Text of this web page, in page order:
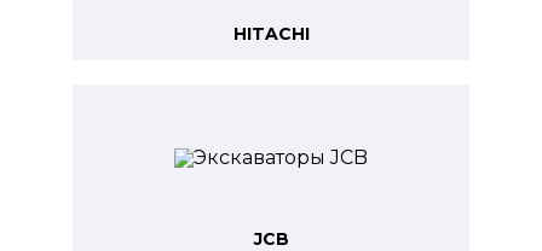
HITACHI
JCB